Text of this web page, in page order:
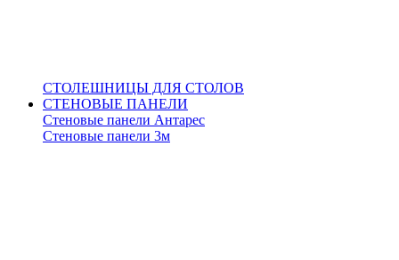
СТОЛЕШНИЦЫ ДЛЯ СТОЛОВ
СТЕНОВЫЕ ПАНЕЛИ
Стеновые панели Антарес
Стеновые панели 3м